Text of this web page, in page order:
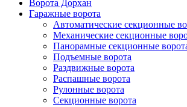
Ворота Дорхан
Гаражные ворота
Автоматические секционные
Механические секционные
Панорамные секционные
Подъемные ворота
Раздвижные ворота
Распашные ворота
Рулонные ворота
Секционные ворота